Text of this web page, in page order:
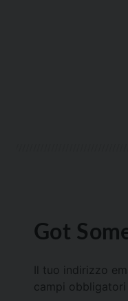
Got
Il tuo indirizzo
campi obbligatori